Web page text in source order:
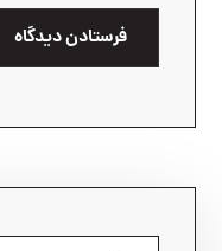
فرستادن دیدگاه